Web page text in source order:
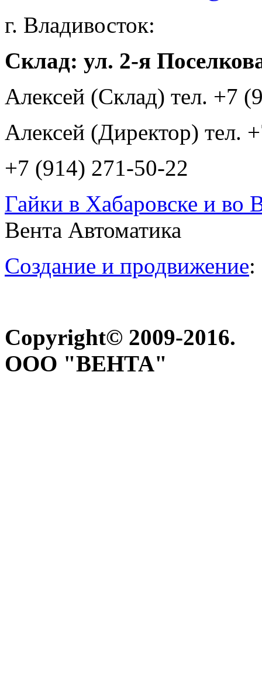
г. Владивосток:
Склад: ул. 2-я
Алексей (Склад) тел. +7
Алексей (Директор) тел.
+7 (914) 271-50-22
Гайки в Хабаровске и во
Вента Автоматика
Создание и продвижение:
Copyright© 2009-2016.
ООО "ВЕНТА"